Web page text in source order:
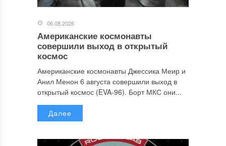
06.08.2026
Американские космонавты
совершили выход в открытый
космос
Американские космонавты Джессика Меир и
Анил Менон 6 августа совершили выход в
открытый космос (EVA-96). Борт МКС они...
Далее